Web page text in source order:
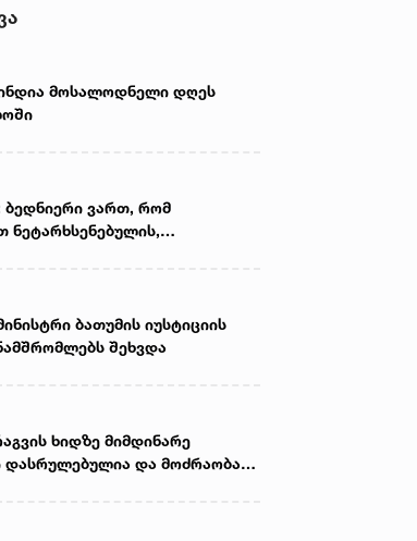
გავრცელების ფაქტებზე, ერთ
მოსალოდნელი დღეს
ბედნიერი ვართ, რომ
ნეტარხსენებულის,
ბათუმის იუსტიციის
შეხვდა
ხიდზე მიმდინარე
დასრულებულია და მოძრაობა